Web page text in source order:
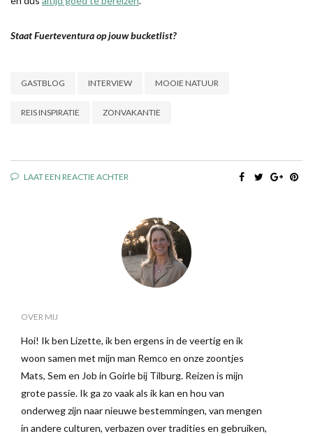
Staat Fuerteventura op jouw bucketlist?
GASTBLOG INTERVIEW MOOIE NATUUR
REIS INSPIRATIE ZONVAKANTIE
LAAT EEN REACTIE ACHTER
OVER MIJ
Hoi! Ik ben Lizette, ik ben ergens in de veertig en ik
woon samen met mijn man Remco en onze zoontjes
Mats, Sem en Job in Goirle bij Tilburg. Reizen is mijn
grote passie. Ik ga zo vaak als ik kan en hou van
onderweg zijn naar nieuwe bestemmingen, van mengen
in andere culturen, verbazen over tradities en gebruiken,